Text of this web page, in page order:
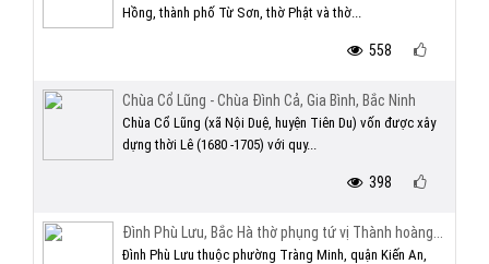
Hồng, thành phố Từ Sơn, thờ Phật và thờ...
558
Chùa Cổ Lũng - Chùa Đình Cả, Gia Bình, Bắc Ninh
Chùa Cổ Lũng (xã Nội Duệ, huyện Tiên Du) vốn được xây
dựng thời Lê (1680 -1705) với quy...
398
Đình Phù Lưu, Bắc Hà thờ phụng tứ vị Thành hoàng...
Đình Phù Lưu thuộc phường Tràng Minh, quận Kiến An,